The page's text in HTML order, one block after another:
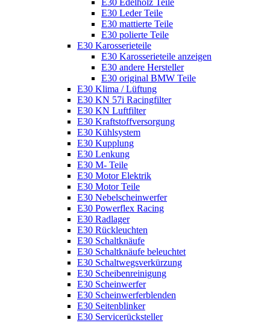
E30 Leder Teile
E30 mattierte Teile
E30 polierte Teile
E30 Karosserieteile
E30 Karosserieteile anzeigen
E30 andere Hersteller
E30 original BMW Teile
E30 Klima / Lüftung
E30 KN 57i Racingfilter
E30 KN Luftfilter
E30 Kraftstoffversorgung
E30 Kühlsystem
E30 Kupplung
E30 Lenkung
E30 M- Teile
E30 Motor Elektrik
E30 Motor Teile
E30 Nebelscheinwerfer
E30 Powerflex Racing
E30 Radlager
E30 Rückleuchten
E30 Schaltknäufe
E30 Schaltknäufe beleuchtet
E30 Schaltwegsverkürzung
E30 Scheibenreinigung
E30 Scheinwerfer
E30 Scheinwerferblenden
E30 Seitenblinker
E30 Servicerücksteller